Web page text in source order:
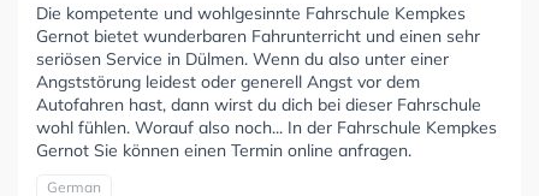
Die kompetente und wohlgesinnte Fahrschule Kempkes
Gernot bietet wunderbaren Fahrunterricht und einen sehr
seriösen Service in Dülmen. Wenn du also unter einer
Angststörung leidest oder generell Angst vor dem
Autofahren hast, dann wirst du dich bei dieser Fahrschule
wohl fühlen. Worauf also noch... In der Fahrschule Kempkes
Gernot Sie können einen Termin online anfragen.
German